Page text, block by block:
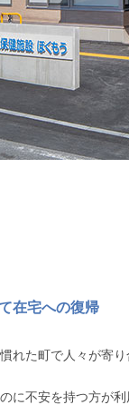
在宅への復帰
れた町で人々が寄
に不安を持つ方が